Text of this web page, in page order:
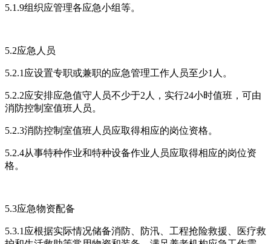
5.1.9组织应管理各应急小组等。
5.2应急人员
5.2.1应设置专职或兼职的应急管理工作人员至少1人。
5.2.2应安排应急值守人员不少于2人，实行24小时值班，可由
消防控制室值班人员。
5.2.3消防控制室值班人员应取得相应的岗位资格。
5.2.4从事特种作业和特种设备作业人员应取得相应的岗位资
格。
5.3应急物资配备
5.3.1应根据实际情况储备消防、防汛、工程抢险救援、医疗救